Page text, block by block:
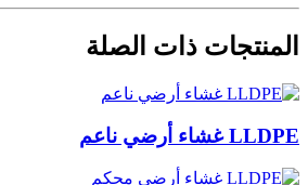
المنتجات ذات الصلة
LLDPE غشاء أرضي ناعم